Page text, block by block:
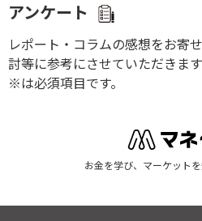
アンケート
レポート・コラムの感想をお寄
討等に参考にさせていただきます
※は必須項目です。
お金を学び、マーケット